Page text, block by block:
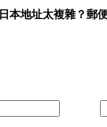
日本地址太複雜？郵